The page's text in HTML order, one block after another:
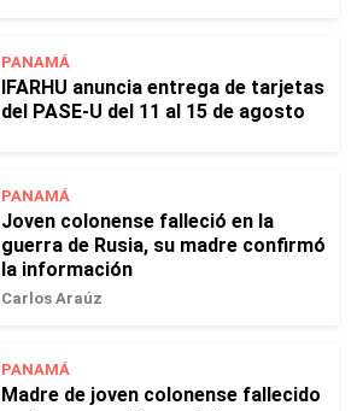
PANAMÁ
IFARHU anuncia entrega de tarjetas
del PASE-U del 11 al 15 de agosto
PANAMÁ
Joven colonense falleció en la
guerra de Rusia, su madre confirmó
la información
Carlos Araúz
PANAMÁ
Madre de joven colonense fallecido